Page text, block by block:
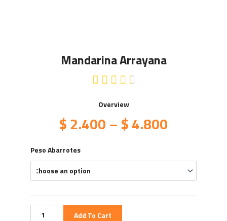
Mandarina Arrayana
    
Overview
$ 2.400 – $4.800
Peso Abarrotes
Mandarina
quantity
Add To Cart